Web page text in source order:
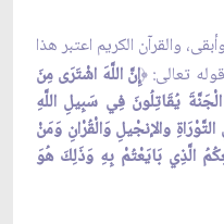
والقرآن الكريم اعتبر هذا
تعالى: ﴿إِنّ‏َ اللَّهَ اشْتَرَى مِنَ
يُقَاتِلُونَ فِي سَبِيلِ اللَّهِ
والإنجْيلِ وَالْقُرْانِ وَمَنْ
الَّذِي بَايَعْتُمْ بِهِ وَذَلِكَ هُوَ